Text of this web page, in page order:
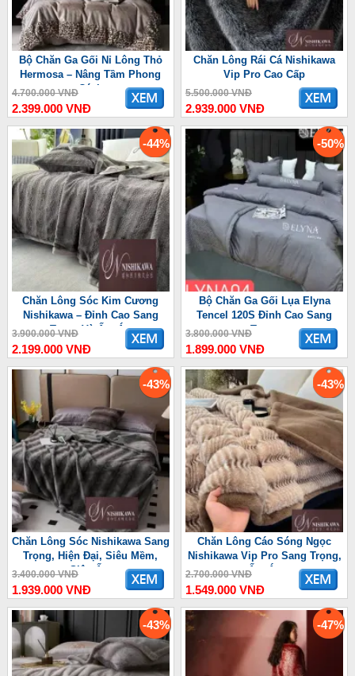
Bộ Chăn Ga Gối Nỉ Lông Thỏ
Hermosa – Nâng Tầm Phong
Cách
4.700.000 VNĐ
2.399.000 VNĐ
Chăn Lông Rái Cá Nishikawa
Vip Pro Cao Cấp
5.500.000 VNĐ
2.939.000 VNĐ
-44%
Chăn Lông Sóc Kim Cương
Nishikawa – Đỉnh Cao Sang
Trọng Và Ấm Áp
3.900.000 VNĐ
2.199.000 VNĐ
-50%
Bộ Chăn Ga Gối Lụa Elyna
Tencel 120S Đỉnh Cao Sang
Trọng
3.800.000 VNĐ
1.899.000 VNĐ
-43%
Chăn Lông Sóc Nishikawa Sang
Trọng, Hiện Đại, Siêu Mềm,
Siêu Ấm
3.400.000 VNĐ
1.939.000 VNĐ
-43%
Chăn Lông Cáo Sóng Ngọc
Nishikawa Vip Pro Sang Trọng,
Ấm Áp
2.700.000 VNĐ
1.549.000 VNĐ
-43% -47%